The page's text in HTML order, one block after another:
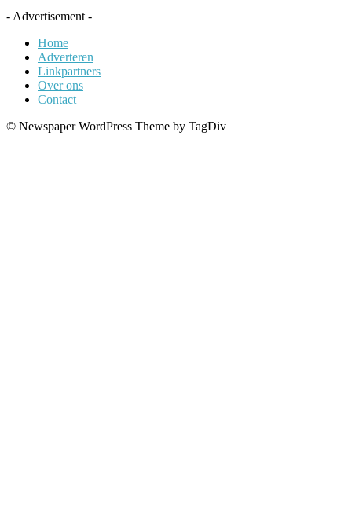
- Advertisement -
Home
Adverteren
Linkpartners
Over ons
Contact
© Newspaper WordPress Theme by TagDiv